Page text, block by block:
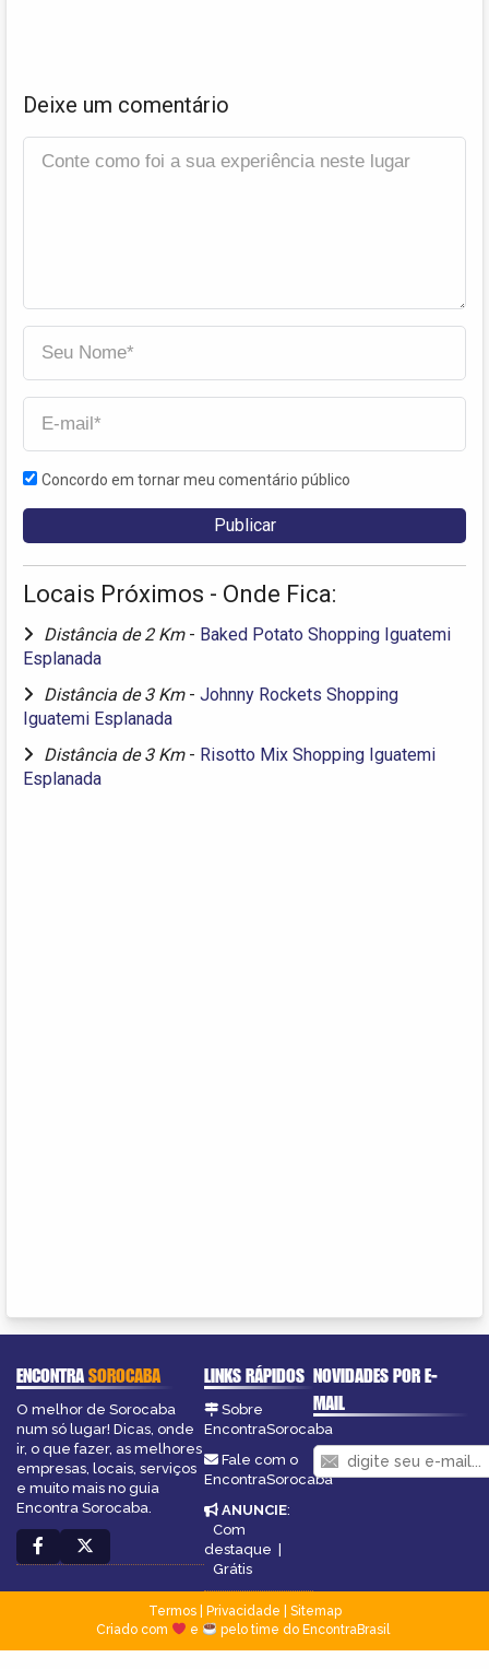
Deixe um comentário
Concordo em tornar meu comentário público
Locais Próximos - Onde Fica:
Distância de 2 Km - Baked Potato Shopping Iguatemi
Esplanada
Distância de 3 Km - Johnny Rockets Shopping
Iguatemi Esplanada
Distância de 3 Km - Risotto Mix Shopping Iguatemi
Esplanada
ENCONTRASOROCABA
O melhor de Sorocaba
num só lugar! Dicas, onde
ir, o que fazer, as melhores
empresas, locais, serviços
e muito mais no guia
Encontra Sorocaba.
LINKS RÁPIDOS
Sobre
EncontraSorocaba
Fale com o
EncontraSorocaba
ANUNCIE:
Com
destaque |
Grátis
NOVIDADES POR E-
MAIL
Termos| Privacidade
Sitemap
Criado com
e pelo time do EncontraBrasil